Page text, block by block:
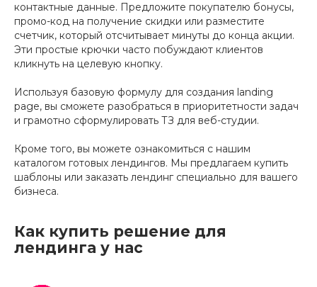
контактные данные. Предложите покупателю бонусы,
промо-код на получение скидки или разместите
счетчик, который отсчитывает минуты до конца акции.
Эти простые крючки часто побуждают клиентов
кликнуть на целевую кнопку.
Используя базовую формулу для создания landing
page, вы сможете разобраться в приоритетности задач
и грамотно сформулировать ТЗ для веб-студии.
Кроме того, вы можете ознакомиться с нашим
каталогом готовых лендингов. Мы предлагаем купить
шаблоны или заказать лендинг специально для вашего
бизнеса.
Как купить решение для
лендинга у нас